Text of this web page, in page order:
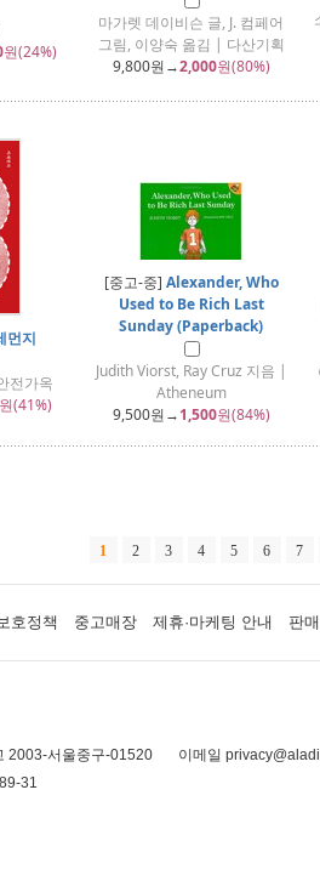
원(24%)
마가렛 데이비슨 글, J. 컴페어
그림, 이양숙 옮김 | 다산기획
9,800원→2,000원(80%)
먼지
전가옥
원(41%)
[중고-중] Alexander, Who
Used to Be Rich Last
Sunday (Paperback)
Judith Viorst, Ray Cruz 지음 |
Atheneum
9,500원→1,500원(84%)
1 2 3 4 5 6 7
호정책 중고매장 제휴·마케팅 안내 판
2003-서울중구-01520
이메일
31